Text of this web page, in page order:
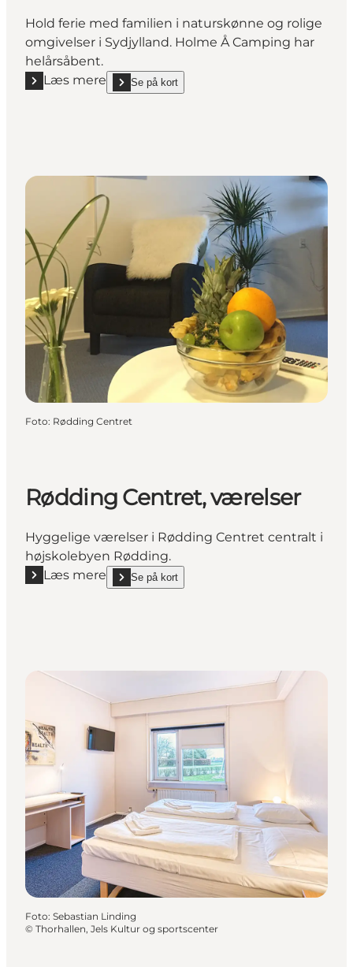
Hold ferie med familien i naturskønne og rolige
omgivelser i Sydjylland. Holme Å Camping har
helårsåbent.
Læs mere
Læs mere "Holme Å Camping, Hovborg"
Se på kort
show Holme Å Camping, Hovborg on_map
Foto: Rødding Centret
Rødding Centret, værelser
Hyggelige værelser i Rødding Centret centralt i
højskolebyen Rødding.
Læs mere
Læs mere "Rødding Centret, værelser"
Se på kort
show Rødding Centret, værelser on_map
Foto: Sebastian Linding
© Thorhallen, Jels Kultur og sportscenter